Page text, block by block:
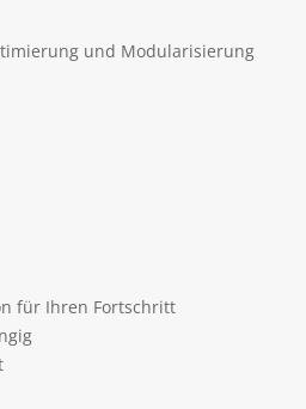
und Modularisierung
für Ihren Fortschritt